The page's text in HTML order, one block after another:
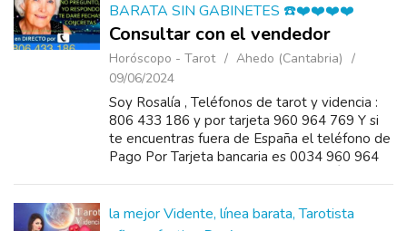
BARATA SIN GABINETES ☎️❤️❤️❤️❤️
Consultar con el vendedor
Horóscopo - Tarot
Ahedo (Cantabria)
09/06/2024
Soy Rosalía , Teléfonos de tarot y videncia :
806 433 186 y por tarjeta 960 964 769 Y si
te encuentras fuera de España el teléfono de
Pago Por Tarjeta bancaria es 0034 960 964
la mejor Vidente, línea barata, Tarotista